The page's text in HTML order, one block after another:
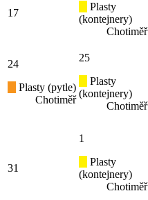
17
Plasty
(kontejnery)
Chotiměř
24
Plasty (pytle)
Chotiměř
25
Plasty
(kontejnery)
Chotiměř
31
1
Plasty
(kontejnery)
Chotiměř